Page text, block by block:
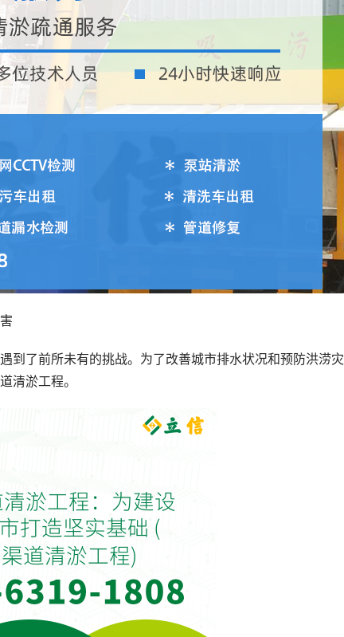
到了前所未有的挑战。为了改善城市排水状况和预防洪涝灾
淤工程。